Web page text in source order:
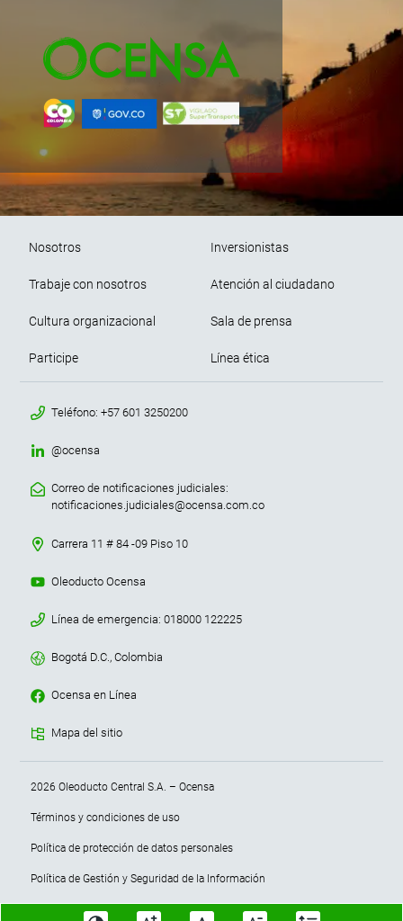
Pie de página
Nosotros Inversionistas
Trabaje con nosotros Atención al ciudadano
Cultura organizacional Sala de prensa
Participe Línea ética
menu contacto footer
Teléfono: +57 601 3250200
@ocensa
Correo de notificaciones judiciales:
notificaciones.judiciales@ocensa.com.co
Carrera 11 # 84 -09 Piso 10
Oleoducto Ocensa
Línea de emergencia: 018000 122225
Bogotá D.C., Colombia
Ocensa en Línea
Mapa del sitio
2026 Oleoducto Central S.A. – Ocensa
Términos y condiciones de uso
Política de protección de datos personales
Política de Gestión y Seguridad de la Información